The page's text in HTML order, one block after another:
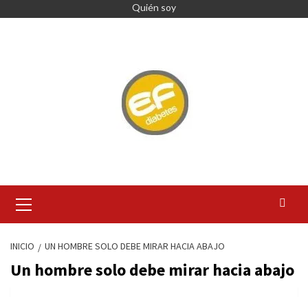
Quién soy
primario
INICIO UN HOMBRE SOLO DEBE MIRAR HACIA ABAJO
Un hombre solo debe mirar hacia abajo